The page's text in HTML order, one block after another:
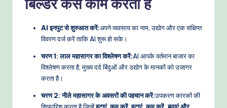
AI इनपुट से शुरुआत करें:अपने व्यवसाय का नाम, उद्योग और एक संक्षिप्त
विवरण दर्ज करें ताकि AI शुरू हो सके।
चरण 1: लाल महासागर का विश्लेषण करें:AI आपके वर्तमान बाजार का
विश्लेषण करता है, मुख्य दर्द बिंदुओं और उद्योग के मानकों को उजागर
करता है।
चरण 2: नीले महासागर के अवसरों की पहचान करें:उपकरण कारकों की
सिफारिश करता है जिन्हेंहटाएं,कम करें,हटाएं, कम करें, बढ़ाएं और